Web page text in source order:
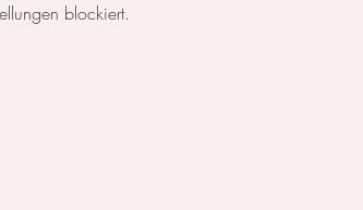
blockiert.